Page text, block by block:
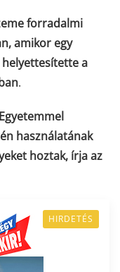
forradalmi
amikor egy
a
.
használatának
hoztak, írja az
HIRDETÉS